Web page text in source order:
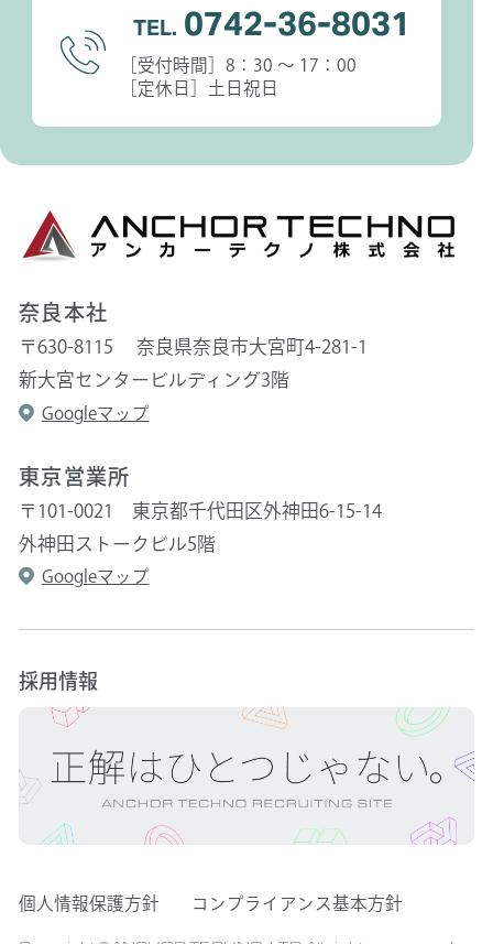
TEL. 0742-36-8031
［受付時間］8：30 〜 17：00
［定休日］土日祝日
奈良本社
〒630-8115 奈良県奈良市大宮町4-281-1
新大宮センタービルディング3階
Googleマップ
東京営業所
〒101-0021 東京都千代田区外神田6-15-14
外神田ストークビル5階
Googleマップ
採用情報
個人情報保護方針 コンプライアンス基本方針